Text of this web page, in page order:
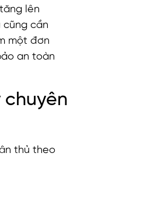
lên
cũng cần
một đơn
an toàn
chuyên
thủ theo